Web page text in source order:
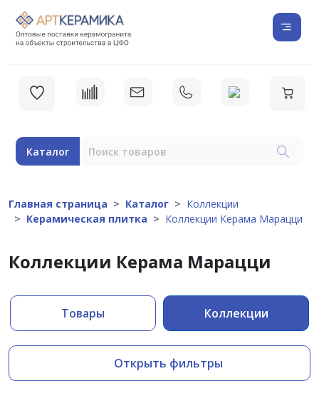
Каталог
Главная страница Каталог
Коллекции
Керамическая плитка
Коллекции Керама Марацци
Коллекции Керама Марацци
Товары Коллекции
Открыть фильтры